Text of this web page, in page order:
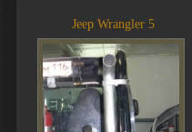
Jeep Wrangler 5